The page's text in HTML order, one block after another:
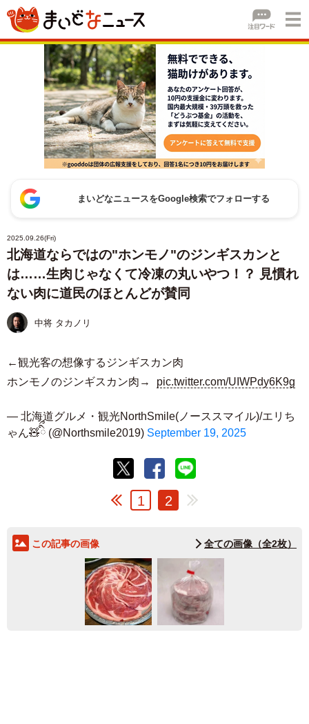
まいどなニュースをGoogle検索でフォローする
2025.09.26(Fri)
北海道ならではの"ホンモノ"のジンギスカンと
は……生肉じゃなくて冷凍の丸いやつ！？ 見慣れ
ない肉に道民のほとんどが賛同
中将 タカノリ
←観光客の想像するジンギスカン肉
ホンモノのジンギスカン肉→
pic.twitter.com/UIWPdy6K9g
— 北海道グルメ・観光NorthSmile(ノーススマイル)/エリち
ゃん🧸ིྀ (@Northsmile2019) September 19, 2025
1 2
この記事の画像 全ての画像（全2枚）